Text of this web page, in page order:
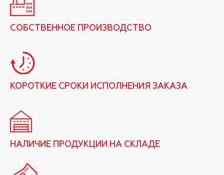
СОБСТВЕННОЕ ПРОИЗВОДСТВО
КОРОТКИЕ СРОКИ ИСПОЛНЕНИЯ ЗАКАЗА
НАЛИЧИЕ ПРОДУКЦИИ НА СКЛАДЕ